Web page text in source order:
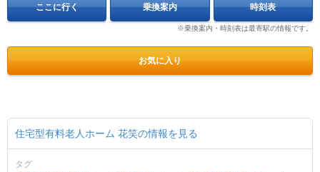
ここに行く 乗換案内 時刻表
※乗換案内・時刻表は最寄駅の情報です。
お気に入り
住宅型有料老人ホーム 花笑の情報を見る
タグ